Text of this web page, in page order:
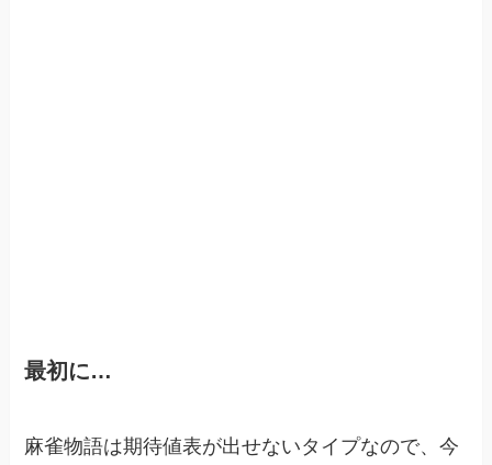
最初に…
麻雀物語は期待値表が出せないタイプなので、今